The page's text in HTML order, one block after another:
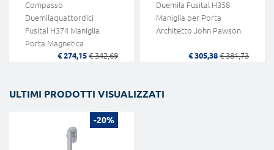
Compasso
Duemilaquattordici
Fusital H374 Maniglia
Porta Magnetica
€ 274,15 € 342,69
Duemila Fusital H358
Maniglia per Porta
Architetto John Pawson
€ 305,38 € 381,73
ULTIMI PRODOTTI VISUALIZZATI
-20%